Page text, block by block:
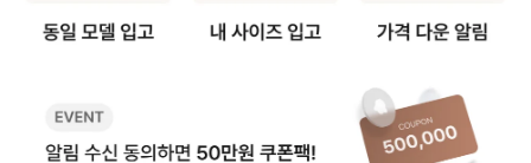
꺼워 한 사이즈만 업하면 손목이 답
답해 보이거나, 시각적으로 꽉 끼어
6호 추천 [레이어드 착용 여부에 따
할 예정이라면 두 팔찌가 손목에서
면 전체적인 착용감이 더 편안해요.
❸ 사이즈 조정 범위는 ±1호 💍 저
즈 내외에서 조정하는 경우가 많아
요. 추후 리사이징을 고려한다면 구
매 전 조정 가능 범위를 확인하는 것
이 안전합니다. 💡 페이브릴 Tip) 못
는 편이다 → 트리니
천 ❷ 손가락 컨디션 고려 손가락 굵
에 따라 사이즈를 결
여름보다는 겨울에
있어요 - 오전보다는
느껴질 수 있어요 ❸ 사이즈 조정 ±
주얼리 전문 지식을 토대로 사이즈, 가격대 등 주얼리를 거래하며 궁금할 수 있는 내용에 대한 밀
빠르고 확실한 물품 이동 과정
최적화된 검수 시스템으로 빠르고 효율적으로 물품이 이동될 뿐만 아니라, 이동 과정마다 알림톡